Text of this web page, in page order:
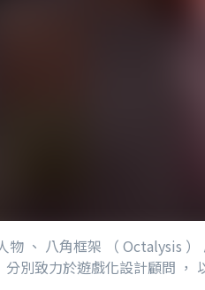
、 八角框架 （ Octalysis
分別致力於遊戲化設計顧問